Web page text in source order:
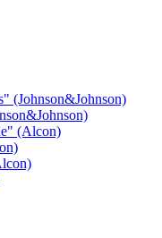
(Johnson&Johnson)
(Alcon)